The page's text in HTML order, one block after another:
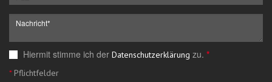
Hiermit stimme ich der Datenschutzerklärung zu. *
*Pflichtfelder